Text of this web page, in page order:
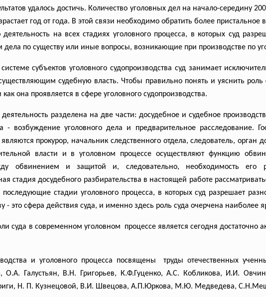
удалось достичь. Количество уголовных дел на начало-середину
год от года. В этой связи необходимо обратить более
на всех стадиях уголовного процесса, в которых суд
по существу или иные вопросы, возникающие при производстве по
субъектов уголовного судопроизводства суд занимает
судебную власть. Чтобы правильно понять и уяснить роль
она проявляется в сфере уголовного судопроизводства.
разделена на две части: досудебное и судебное
- возбуждение уголовного дела и предварительное расследование.
прокурор, начальник следственного отдела, следователь, орган
власти и в уголовном процессе осуществляют функцию
обвинением и защитой и, следовательно, необходимость его
досудебного разбирательства в настоящей работе
стадии уголовного процесса, в которых суд разрешает
это сфера действия суда, и именно здесь роль суда очерчена наиболее
суда в современном уголовном процессе является сегодня достаточно
и уголовного процесса посвящены труды отечественных
О.А. Галустьян, В.Н. Григорьев, К.Ф.Гуценко, А.С. Кобликова, И.И.
Н. П. Кузнецовой, В.И. Швецова, А.П.Юркова, М.Ю. Медведева,